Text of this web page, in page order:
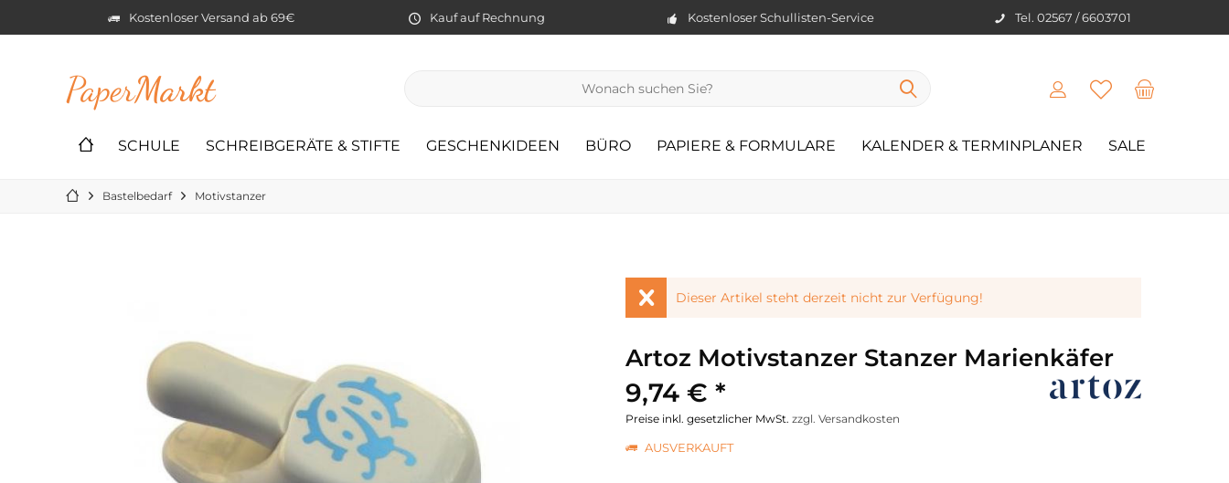
Kostenloser Versand ab 69€ Kauf auf Rechnung Kostenloser Schullisten-Service Tel. 02567 / 6603701
PaperMarkt
SCHULE SCHREIBGERÄTE & STIFTE GESCHENKIDEEN BÜRO PAPIERE & FORMULARE KALENDER & TERMINPLANER SALE
Bastelbedarf Motivstanzer
Dieser Artikel steht derzeit nicht zur Verfügung!
Artoz Motivstanzer Stanzer Marienkäfer
9,74 € *
Preise inkl. gesetzlicher MwSt. zzgl. Versandkosten
AUSVERKAUFT